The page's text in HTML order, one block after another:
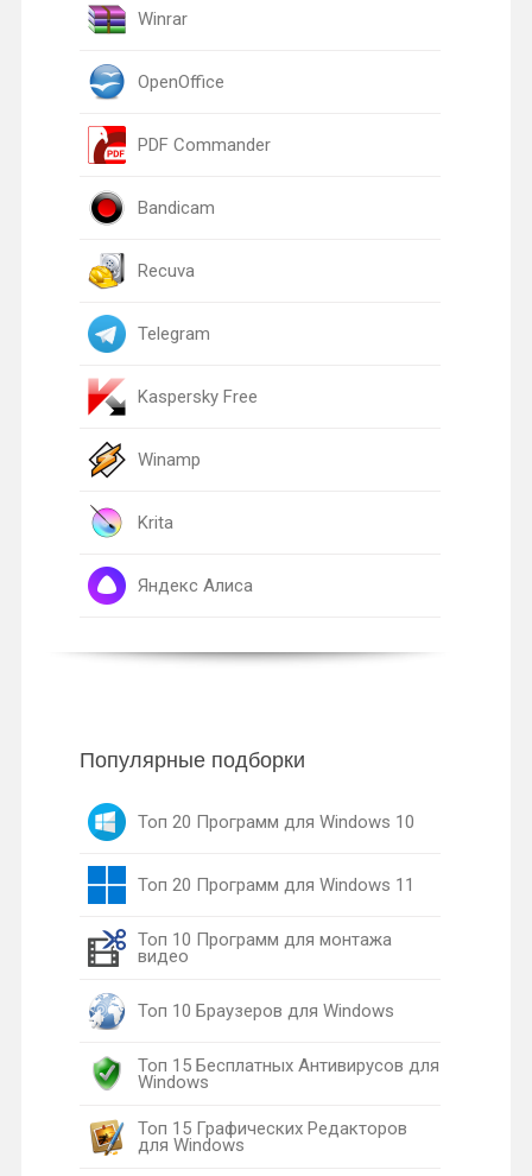
Winrar
OpenOffice
PDF Commander
Bandicam
Recuva
Telegram
Kaspersky Free
Winamp
Krita
Яндекс Алиса
Популярные подборки
Топ 20 Программ для Windows 10
Топ 20 Программ для Windows 11
Топ 10 Программ для монтажа
видео
Топ 10 Браузеров для Windows
Топ 15 Бесплатных Антивирусов для
Windows
Топ 15 Графических Редакторов
для Windows